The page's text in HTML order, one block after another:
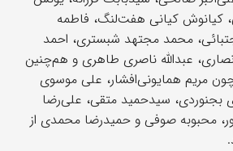
کیانوش کیانی هفت‌لنگ، فاطمه
محمد مجتهد شبستری، احمد
عبدالله ناصری طاهری و هم‌چنین
مریم همایونی‌افشار، علی موسوی
سیدحمید متقی، علی‌رضا
محبوبه صوفی و حمیدرضا محمدی از